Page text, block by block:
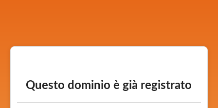
Questo dominio è già registrato